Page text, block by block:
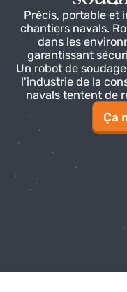
Précis, portable
chantiers navals.
dans les
garantissant
Un robot de
l'industrie de la
navals tentent de